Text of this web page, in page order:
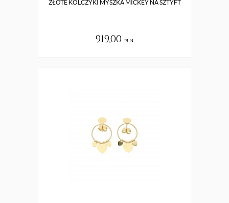
ZŁOTE KOLCZYKI MYSZKA MICKEY NA SZTYFT
919,00 pln